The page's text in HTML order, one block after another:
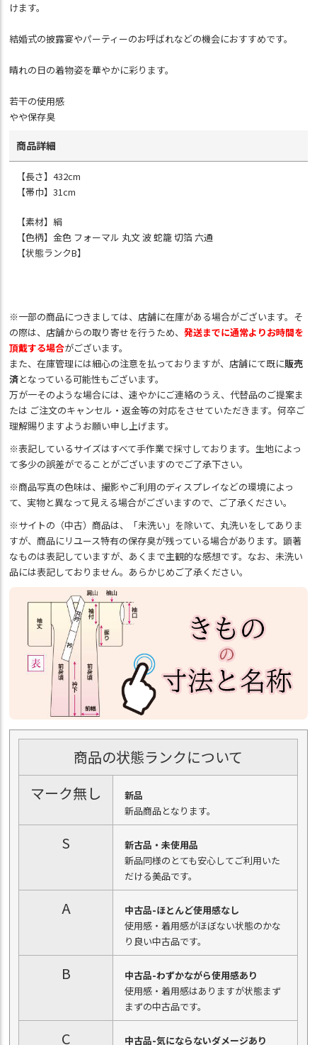
けます。
結婚式の披露宴やパーティーのお呼ばれなどの機会におすすめです。
晴れの日の着物姿を華やかに彩ります。
若干の使用感
やや保存臭
商品詳細
【長さ】432cm
【帯巾】31cm
【素材】絹
【色柄】金色 フォーマル 丸文 波 蛇籠 切箔 六通
【状態ランクB】
※一部の商品につきましては、店舗に在庫がある場合がございます。そ
の際は、店舗からの取り寄せを行うため、発送までに通常よりお時間を
頂戴する場合がございます。
また、在庫管理には細心の注意を払っておりますが、店舗にて既に販売
済となっている可能性もございます。
万が一そのような場合には、速やかにご連絡のうえ、代替品のご提案ま
たは ご注文のキャンセル・返金等の対応をさせていただきます。何卒ご
理解賜りますようお願い申し上げます。
※表記しているサイズはすべて手作業で採寸しております。生地によっ
て多少の誤差がでることがございますのでご了承下さい。
※商品写真の色味は、撮影やご利用のディスプレイなどの環境によっ
て、実物と異なって見える場合がございますので、ご了承ください。
※サイトの（中古）商品は、「未洗い」を除いて、丸洗いをしてありま
すが、商品にリユース特有の保存臭が残っている場合があります。顕著
なものは表記していますが、あくまで主観的な感想です。なお、未洗い
品には表記しておりません。あらかじめご了承ください。
商品の状態ランクについて
マーク無し
新品
新品商品となります。
S
新古品・未使用品
新品同様のとても安心してご利用いた
だける美品です。
A
中古品-ほとんど使用感なし
使用感・着用感がほぼない状態のかな
り良い中古品です。
B
中古品-わずかながら使用感あり
使用感・着用感はありますが状態まず
まずの中古品です。
C 中古品-気にならないダメージあり